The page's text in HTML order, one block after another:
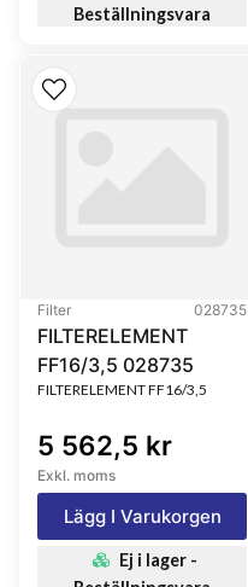
Beställningsvara
Filter 028735
FILTERELEMENT
FF16/3,5 028735
FILTERELEMENT FF16/3,5
5 562,5 kr
Exkl. moms
Lägg I Varukorgen
Ej i lager -